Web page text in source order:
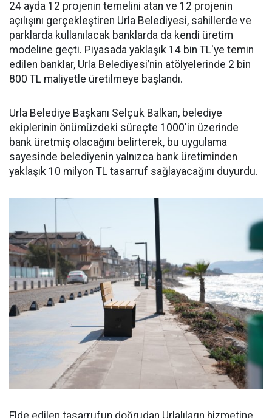
24 ayda 12 projenin temelini atan ve 12 projenin
açılışını gerçekleştiren Urla Belediyesi, sahillerde ve
parklarda kullanılacak banklarda da kendi üretim
modeline geçti. Piyasada yaklaşık 14 bin TL'ye temin
edilen banklar, Urla Belediyesi’nin atölyelerinde 2 bin
800 TL maliyetle üretilmeye başlandı.
Urla Belediye Başkanı Selçuk Balkan, belediye
ekiplerinin önümüzdeki süreçte 1000'in üzerinde
bank üretmiş olacağını belirterek, bu uygulama
sayesinde belediyenin yalnızca bank üretiminden
yaklaşık 10 milyon TL tasarruf sağlayacağını duyurdu.
Elde edilen tasarrufun doğrudan Urlalıların hizmetine